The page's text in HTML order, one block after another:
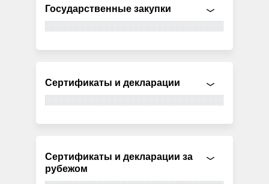
Государственные закупки
Сертификаты и декларации
Сертификаты и декларации за
рубежом